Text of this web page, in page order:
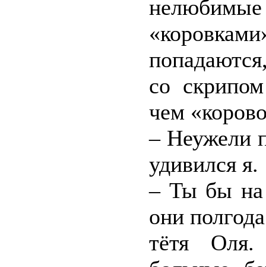
со
чем
– Неужели
удивился я.
– Ты бы на
они
тётя Оля.